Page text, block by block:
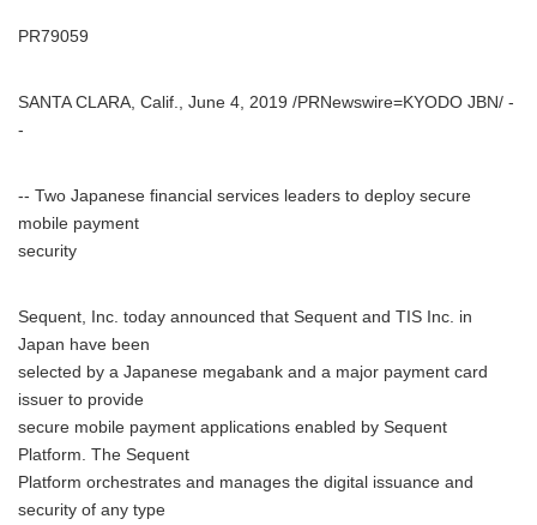
PR79059
SANTA CLARA, Calif., June 4, 2019 /PRNewswire=KYODO JBN/ -
-
-- Two Japanese financial services leaders to deploy secure
mobile payment
security
Sequent, Inc. today announced that Sequent and TIS Inc. in
Japan have been
selected by a Japanese megabank and a major payment card
issuer to provide
secure mobile payment applications enabled by Sequent
Platform. The Sequent
Platform orchestrates and manages the digital issuance and
security of any type